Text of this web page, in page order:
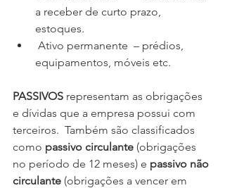
a receber de curto prazo,
estoques.
equipamentos, móveis etc.
PASSIVOS representam as obrigações
e dívidas que a empresa possui com
terceiros.  Também são classificados
como passivo circulante (obrigações
no período de 12 meses) e passivo não
circulante (obrigações a vencer em